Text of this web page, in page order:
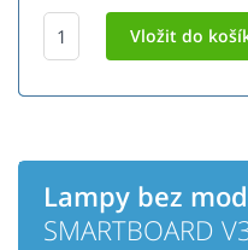
Lampy bez
SMARTBOARD